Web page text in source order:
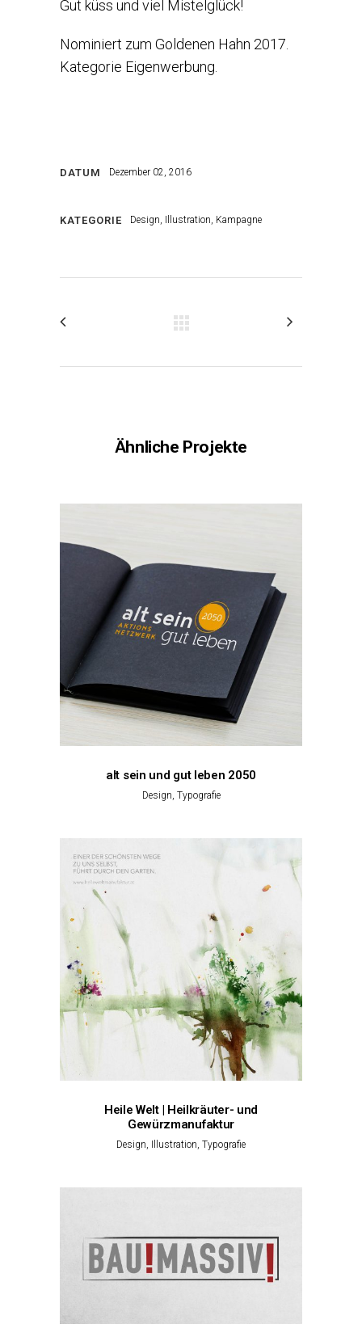
Gut küss und viel Mistelglück!
Nominiert zum Goldenen Hahn 2017.
Kategorie Eigenwerbung.
DATUM Dezember 02, 2016
KATEGORIE Design, Illustration, Kampagne
Ähnliche Projekte
alt sein und gut leben 2050
Design, Typografie
Heile Welt | Heilkräuter- und
Gewürzmanufaktur
Design, Illustration, Typografie